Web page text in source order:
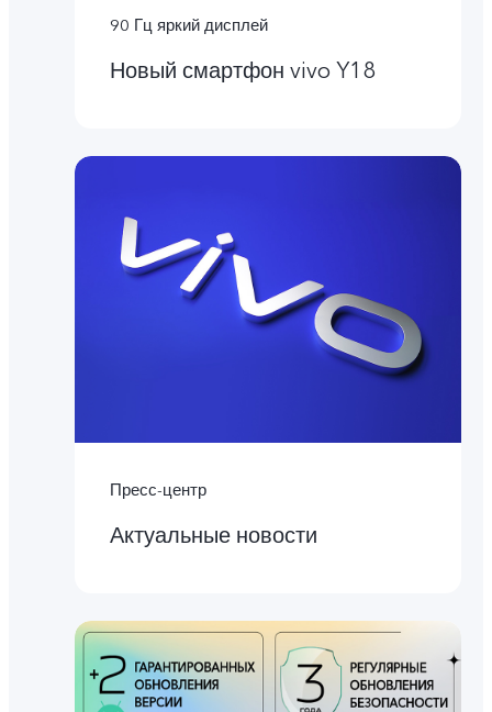
90 Гц яркий дисплей
Новый смартфон vivo Y18
Пресс-центр
Актуальные новости